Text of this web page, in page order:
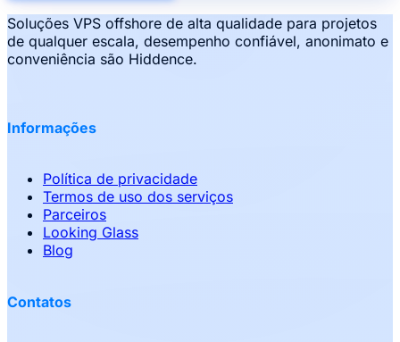
Soluções VPS offshore de alta qualidade para projetos
de qualquer escala, desempenho confiável, anonimato e
conveniência são Hiddence.
Informações
Política de privacidade
Termos de uso dos serviços
Parceiros
Looking Glass
Blog
Contatos